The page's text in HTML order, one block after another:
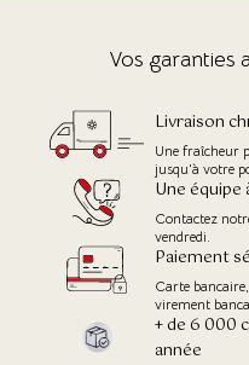
(2 avis)
Vos garanties
Livraison
Une fraîcheur
jusqu'à votre
Une
Contactez
vendredi.
Paiement
Carte
virement
+ de 6 000
année